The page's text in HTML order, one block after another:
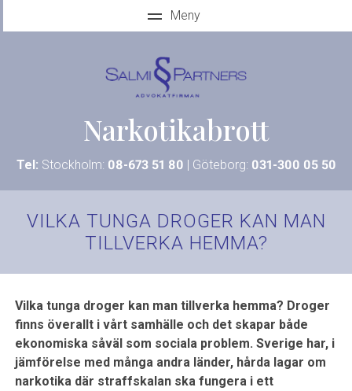
Narkotikabrott
Tel: Stockholm: 08-673 51 80 | Göteborg: 031-300 05 50
VILKA TUNGA DROGER KAN MAN
TILLVERKA HEMMA?
Vilka tunga droger kan man tillverka hemma? Droger
finns överallt i vårt samhälle och det skapar både
ekonomiska såväl som sociala problem. Sverige har, i
jämförelse med många andra länder, hårda lagar om
narkotika där straffskalan ska fungera i ett